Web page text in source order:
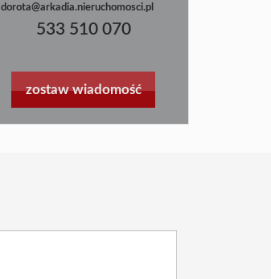
dorota@arkadia.nieruchomosci.pl
533 510 070
zostaw wiadomość